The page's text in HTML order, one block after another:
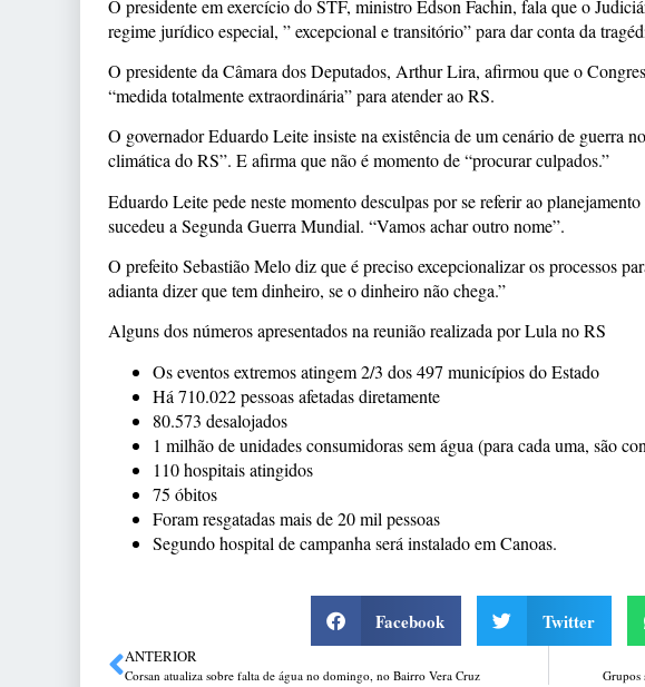
O presidente em exercício do STF, ministro Edson Fachin, fala que o
regime jurídico especial, ” excepcional e transitório” para dar conta da
O presidente da Câmara dos Deputados, Arthur Lira, afirmou que o
“medida totalmente extraordinária” para atender ao RS.
O governador Eduardo Leite insiste na existência de um cenário de guerra
climática do RS”. E afirma que não é momento de “procurar culpados.”
Eduardo Leite pede neste momento desculpas por se referir ao
sucedeu a Segunda Guerra Mundial. “Vamos achar outro nome”.
O prefeito Sebastião Melo diz que é preciso excepcionalizar os processos
adianta dizer que tem dinheiro, se o dinheiro não chega.”
Alguns dos números apresentados na reunião realizada por Lula no RS
Os eventos extremos atingem 2/3 dos 497 municípios do Estado
Há 710.022 pessoas afetadas diretamente
80.573 desalojados
1 milhão de unidades consumidoras sem água (para cada uma, são
110 hospitais atingidos
75 óbitos
Foram resgatadas mais de 20 mil pessoas
Segundo hospital de campanha será instalado em Canoas.
Facebook Twitter
ANTERIOR
Corsan atualiza sobre falta de água no domingo, no Bairro Vera Cruz Grupos